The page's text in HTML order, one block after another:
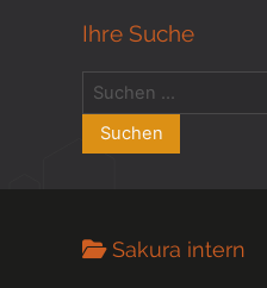
Ihre Suche
Sakura intern